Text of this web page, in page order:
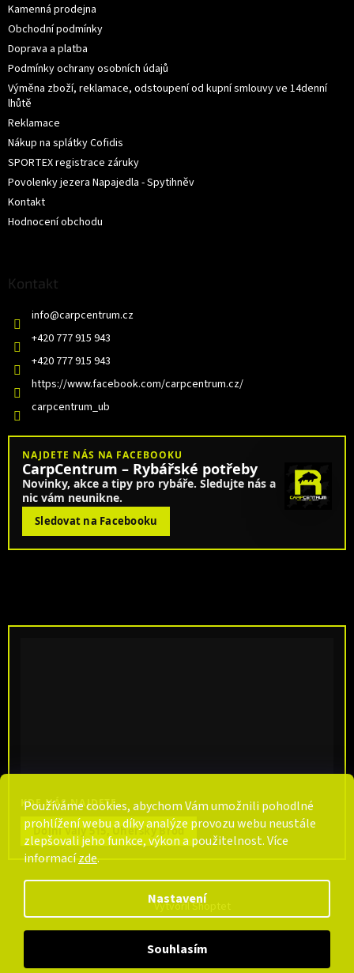
Používáme cookies, abychom Vám umožnili pohodlné
prohlížení webu a díky analýze provozu webu neustále
zlepšovali jeho funkce, výkon a použitelnost. Více
informacízde.
Nastavení
Souhlasím
Kamenná prodejna
Obchodní podmínky
Doprava a platba
Podmínky ochrany osobních údajů
Výměna zboží, reklamace, odstoupení od kupní smlouvy ve 14denní
lhůtě
Reklamace
Nákup na splátky Cofidis
SPORTEX registrace záruky
Povolenky jezera Napajedla - Spytihněv
Kontakt
Hodnocení obchodu
Kontakt
info@carpcentrum.cz
+420 777 915 943
+420 777 915 943
https://www.facebook.com/carpcentrum.cz/
carpcentrum_ub
NAJDETE NÁS NA FACEBOOKU
CarpCentrum – Rybářské potřeby
Novinky, akce a tipy pro rybáře. Sledujte nás a
nic vám neunikne.
Sledovat na Facebooku
KDE NÁS NAJDETE
Dolní Valy 515, Uherský Brod
Vytvořil Shoptet
CarpCentrum. Všechna práva vyhrazena.